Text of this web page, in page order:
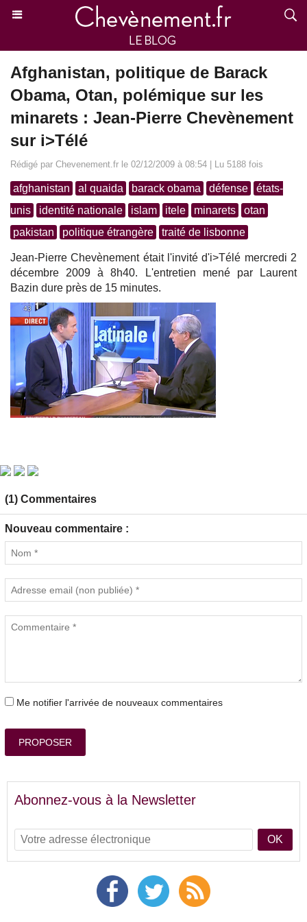
Afghanistan, politique de Barack
Obama, Otan, polémique sur les
minarets : Jean-Pierre Chevènement
sur i>Télé
Rédigé par Chevenement.fr le 02/12/2009 à 08:54 | Lu 5188 fois
afghanistan al quaida barack obama défense
états-
unis
identité nationale islam itele minarets
otan
pakistan
politique étrangère traité de lisbonne
Jean-Pierre Chevènement était l'invité d'i>Télé mercredi 2
décembre 2009 à 8h40. L'entretien mené par Laurent
Bazin dure près de 15 minutes.
(1) Commentaires
Nouveau commentaire :
Me notifier l'arrivée de nouveaux commentaires
PROPOSER
Abonnez-vous à la Newsletter
OK